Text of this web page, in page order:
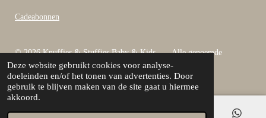
Deze website gebruikt cookies voor analyse-
doeleinden en/of het tonen van advertenties. Door
gebruik te blijven maken van de site gaat u hiermee
akkoord.
Cadeabonnen
© 2026 Knuffies & Stuffies Baby & Kids Alle genoemde
bedragen zijn inclusief B.T.W
Powered by JouwWeb